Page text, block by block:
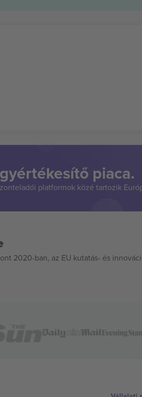
piaca.
platformok közé tartozik
2020-ban, az EU kutatás- és